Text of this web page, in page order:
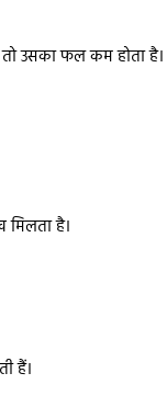
उसका फल कम होता है।
मिलता है।
हैं।